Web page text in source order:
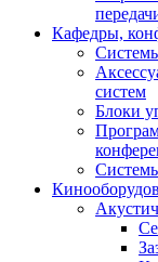
Кафедры,
систем
Блоки